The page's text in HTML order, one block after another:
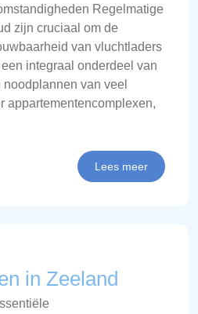
Regelmatige
zijn cruciaal om de
van vluchtladers
integraal onderdeel van
van veel
appartementencomplexen,
Lees meer
in Zeeland